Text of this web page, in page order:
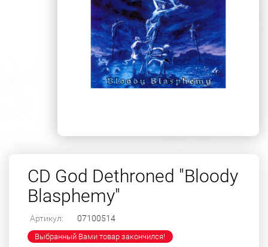
CD God Dethroned "Bloody
Blasphemy"
Артикул: 07100514
Выбранный Вами товар закончился!